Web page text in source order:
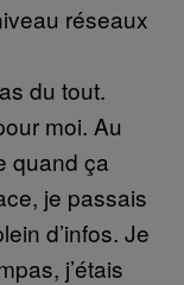
réseaux
du tout.
moi. Au
quand ça
je passais
d’infos. Je
j’étais